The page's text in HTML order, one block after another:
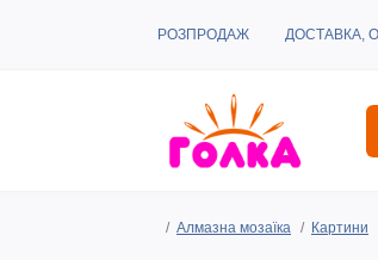
РОЗПРОДАЖ ДОСТАВКА,
Алмазна мозаїка Картини